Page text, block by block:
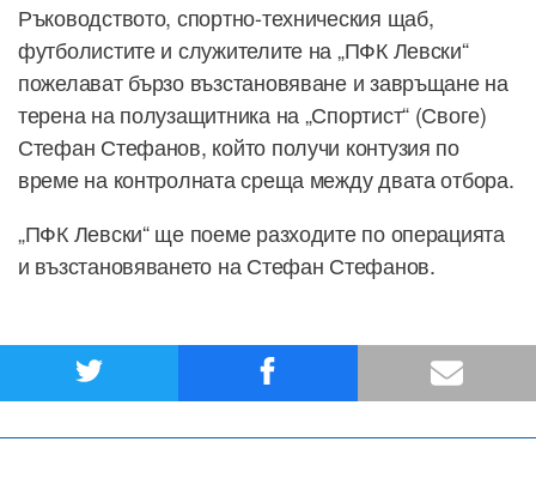
Ръководството, спортно-техническия щаб,
футболистите и служителите на „ПФК Левски“
пожелават бързо възстановяване и завръщане на
терена на полузащитника на „Спортист“ (Своге)
Стефан Стефанов, който получи контузия по
време на контролната среща между двата отбора.
„ПФК Левски“ ще поеме разходите по операцията
и възстановяването на Стефан Стефанов.